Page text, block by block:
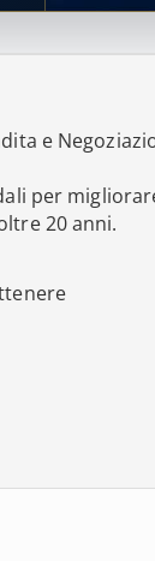
e
per
20 anni.